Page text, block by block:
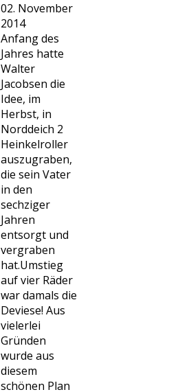
02. November
2014
Anfang des
Jahres hatte
Walter
Jacobsen die
Idee, im
Herbst, in
Norddeich 2
Heinkelroller
auszugraben,
die sein Vater
in den
sechziger
Jahren
entsorgt und
vergraben
hat.Umstieg
auf vier Räder
war damals die
Deviese! Aus
vielerlei
Gründen
wurde aus
diesem
schönen Plan